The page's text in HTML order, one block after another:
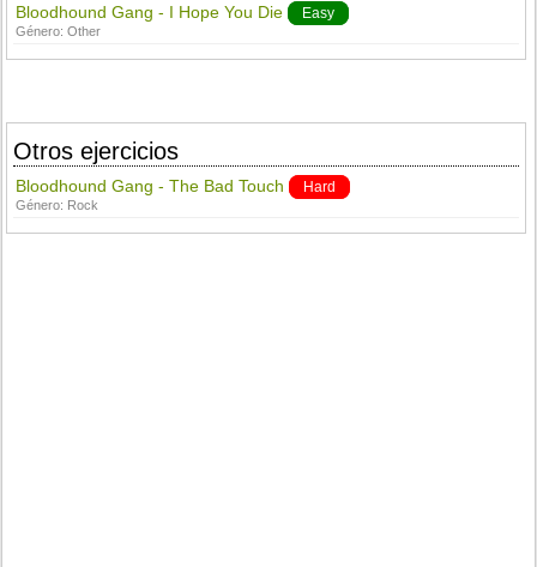
Bloodhound Gang - I Hope You Die Easy
Género:Other
Otros ejercicios
Bloodhound Gang - The Bad Touch Hard
Género: Rock